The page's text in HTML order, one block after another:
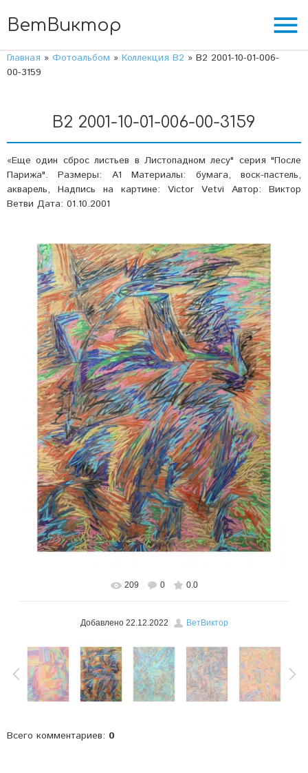
ВетВиктор menu
Главная » Фотоальбом » Коллекция В2 » В2 2001-10-01-006-
00-3159
В2 2001-10-01-006-00-3159
«Еще один сброс листьев в Листопадном лесу" серия "После
Парижа". Размеры: А1 Материалы: бумага, воск-пастель,
акварель, Надпись на картине: Victor Vetvi Автор: Виктор
Ветви Дата: 01.10.2001
В реальном размере 470x600
209 0 0.0
Добавлено22.12.2022 ВетВиктор
Всего комментариев: 0